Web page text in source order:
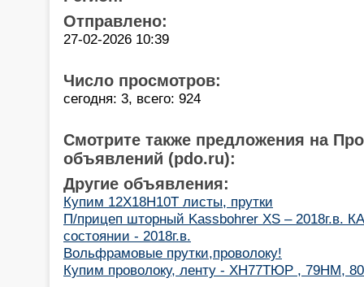
Отправлено:
27-02-2026 10:39
Число просмотров:
сегодня: 3, всего: 924
Смотрите также предложения на
объявлений (pdo.ru):
Другие объявления:
Купим 12Х18Н10Т листы, прутки
П/прицеп шторный Kassbohrer XS – 2018г.в.
состоянии - 2018г.в.
Вольфрамовые прутки,проволоку!
Купим проволоку, ленту - ХН77ТЮР , 79НМ,